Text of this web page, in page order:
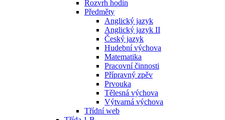
Rozvrh hodin
Předměty
Anglický jazyk
Anglický jazyk II
Český jazyk
Hudební výchova
Matematika
Pracovní činnosti
Přípravný zpěv
Prvouka
Tělesná výchova
Výtvarná výchova
Třídní web